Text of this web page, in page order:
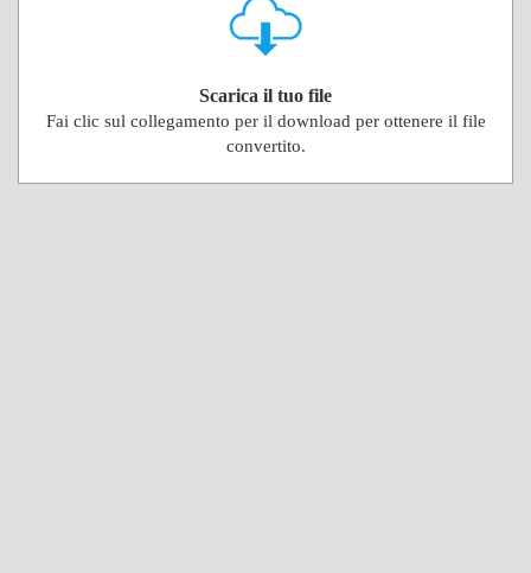
Scarica il tuo file
Fai clic sul collegamento per il download per ottenere il file
convertito.